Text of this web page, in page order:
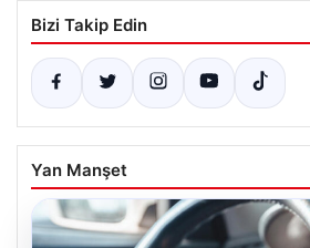
Bizi Takip Edin
Yan Manşet